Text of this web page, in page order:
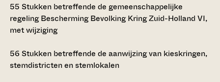
55 Stukken betreffende de gemeenschappelijke
regeling Bescherming Bevolking Kring Zuid-Holland VI,
met wijziging
56 Stukken betreffende de aanwijzing van kieskringen,
stemdistricten en stemlokalen